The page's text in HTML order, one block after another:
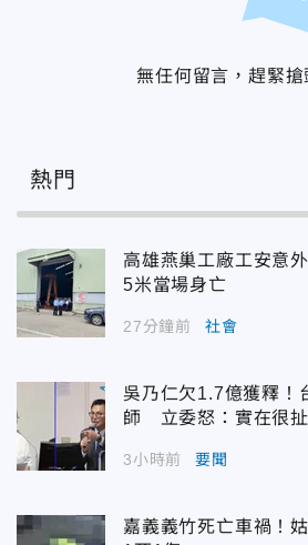
無任何留言，趕緊搶
熱門
高雄燕巢工廠工安意
5米當場身亡
27分鐘前 社會
吳乃仁欠1.7億獲釋！
師 立委怒：實在很扯
3小時前 要聞
嘉義義竹死亡車禍！